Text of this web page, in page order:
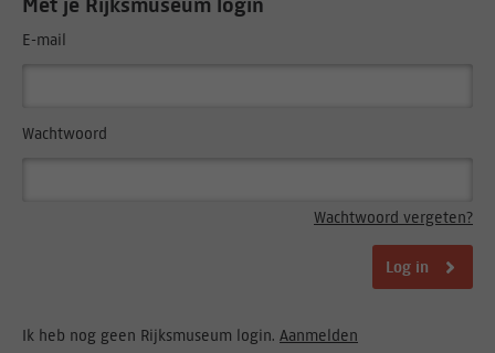
E-mail
Wachtwoord
Wachtwoord vergeten?
Log in
Ik heb nog geen Rijksmuseum login. Aanmelden